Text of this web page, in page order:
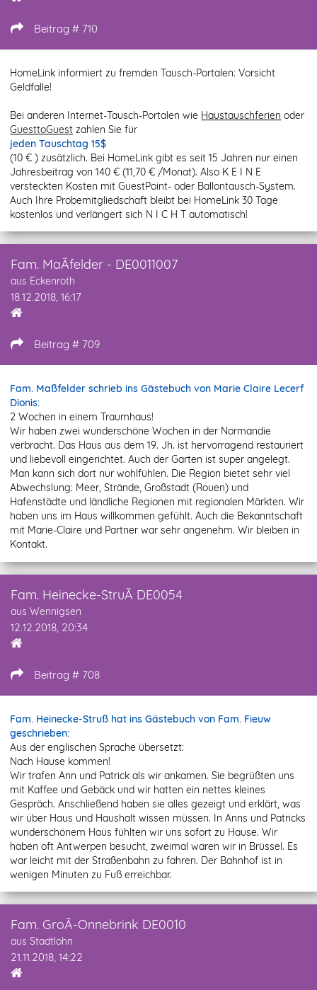
Beitrag # 710
HomeLink informiert zu fremden Tausch-Portalen: Vorsicht
Geldfalle!
Bei anderen Internet-Tausch-Portalen wie Haustauschferien oder
GuesttoGuest zahlen Sie für
jeden Tauschtag 15$
(10 € ) zusätzlich. Bei HomeLink gibt es seit 15 Jahren nur einen
Jahresbeitrag von 140 € (11,70 € /Monat). Also K E I N E
versteckten Kosten mit GuestPoint- oder Ballontausch-System.
Auch Ihre Probemitgliedschaft bleibt bei HomeLink 30 Tage
kostenlos und verlängert sich N I C H T automatisch!
Fam. MaÃfelder - DE0011007
aus Eckenroth
18.12.2018, 16:17
Beitrag # 709
Fam. Maßfelder schrieb ins Gästebuch von Marie Claire Lecerf
Dionis:
2 Wochen in einem Traumhaus!
Wir haben zwei wunderschöne Wochen in der Normandie
verbracht. Das Haus aus dem 19. Jh. ist hervorragend restauriert
und liebevoll eingerichtet. Auch der Garten ist super angelegt.
Man kann sich dort nur wohlfühlen. Die Region bietet sehr viel
Abwechslung: Meer, Strände, Großstadt (Rouen) und
Hafenstädte und ländliche Regionen mit regionalen Märkten. Wir
haben uns im Haus willkommen gefühlt. Auch die Bekanntschaft
mit Marie-Claire und Partner war sehr angenehm. Wir bleiben in
Kontakt.
Fam. Heinecke-StruÃ DE0054
aus Wennigsen
12.12.2018, 20:34
Beitrag # 708
Fam. Heinecke-Struß hat ins Gästebuch von Fam. Fieuw
geschrieben:
Aus der englischen Sprache übersetzt:
Nach Hause kommen!
Wir trafen Ann und Patrick als wir ankamen. Sie begrüßten uns
mit Kaffee und Gebäck und wir hatten ein nettes kleines
Gespräch. Anschließend haben sie alles gezeigt und erklärt, was
wir über Haus und Haushalt wissen müssen. In Anns und Patricks
wunderschönem Haus fühlten wir uns sofort zu Hause. Wir
haben oft Antwerpen besucht, zweimal waren wir in Brüssel. Es
war leicht mit der Straßenbahn zu fahren. Der Bahnhof ist in
wenigen Minuten zu Fuß erreichbar.
Fam. GroÃ-Onnebrink DE0010
aus Stadtlohn
21.11.2018, 14:22